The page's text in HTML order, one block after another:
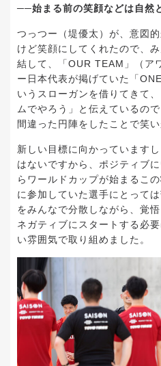
──始まる前の笑顔などは自然
つっつー（堤優太）が、意図
けど笑顔にしてくれたので、
結して、「OUR TEAM」（ア
ー日本代表が掲げていた「
いうスローガンを借りてきて
ムでやろう」と伝えているの
間違った円陣をしたことで笑
新しい目標に向かっています
はないですから、ポジティブ
らワールドカップが始まるこ
に参加していた選手にとって
をみんなで分散しながら、覚
ネガティブにスタートする必
い雰囲気で取り組めました。